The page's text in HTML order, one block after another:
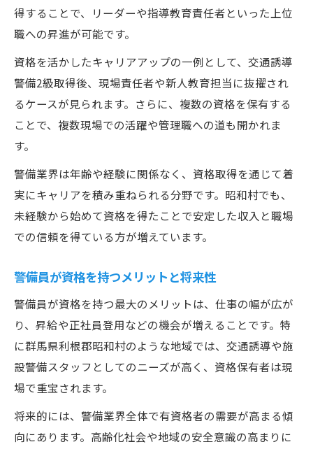
得することで、リーダーや指導教育責任者といった上位
職への昇進が可能です。
資格を活かしたキャリアアップの一例として、交通誘導
警備2級取得後、現場責任者や新人教育担当に抜擢され
るケースが見られます。さらに、複数の資格を保有する
ことで、複数現場での活躍や管理職への道も開かれま
す。
警備業界は年齢や経験に関係なく、資格取得を通じて着
実にキャリアを積み重ねられる分野です。昭和村でも、
未経験から始めて資格を得たことで安定した収入と職場
での信頼を得ている方が増えています。
警備員が資格を持つメリットと将来性
警備員が資格を持つ最大のメリットは、仕事の幅が広が
り、昇給や正社員登用などの機会が増えることです。特
に群馬県利根郡昭和村のような地域では、交通誘導や施
設警備スタッフとしてのニーズが高く、資格保有者は現
場で重宝されます。
将来的には、警備業界全体で有資格者の需要が高まる傾
向にあります。高齢化社会や地域の安全意識の高まりに